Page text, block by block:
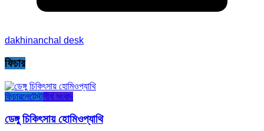
dakhinanchal desk
ফিচার
ফিচারলেটেস্টশীর্ষ সংবাদ
ডেঙ্গু চিকিৎসায় হোমিওপ্যাথি